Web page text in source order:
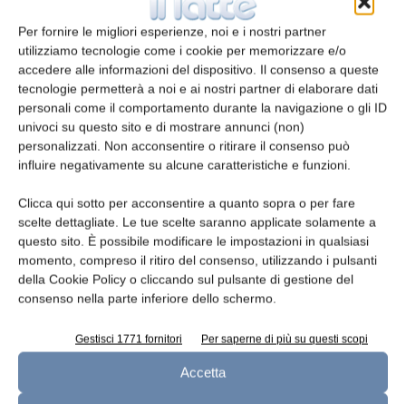
Per fornire le migliori esperienze, noi e i nostri partner
utilizziamo tecnologie come i cookie per memorizzare e/o
accedere alle informazioni del dispositivo. Il consenso a queste
tecnologie permetterà a noi e ai nostri partner di elaborare dati
personali come il comportamento durante la navigazione o gli ID
univoci su questo sito e di mostrare annunci (non)
personalizzati. Non acconsentire o ritirare il consenso può
influire negativamente su alcune caratteristiche e funzioni.
Clicca qui sotto per acconsentire a quanto sopra o per fare
scelte dettagliate. Le tue scelte saranno applicate solamente a
questo sito. È possibile modificare le impostazioni in qualsiasi
momento, compreso il ritiro del consenso, utilizzando i pulsanti
della Cookie Policy o cliccando sul pulsante di gestione del
consenso nella parte inferiore dello schermo.
Gestisci 1771 fornitori Per saperne di più su questi scopi
Accetta
Telefono
Messaggio